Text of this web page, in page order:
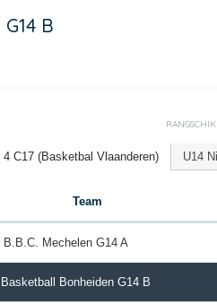
B
4 C17 (Basketbal Vlaanderen) U14
Team
B.B.C. Mechelen G14 A
Bonheiden G14 B